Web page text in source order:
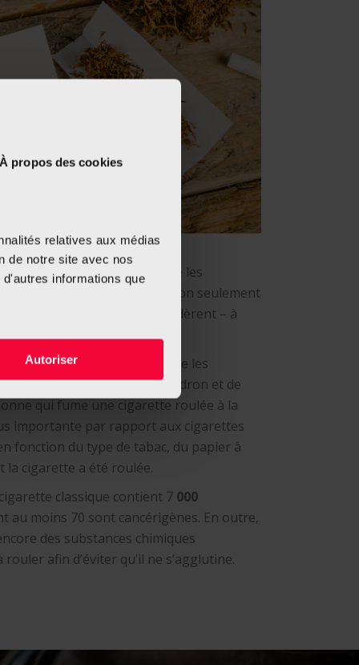
À propos des cookies
relatives aux médias
de notre site avec nos
informations que
Autoriser
plus nocif pour la santé que les
fumeurs le consomment non seulement
aussi parce qu’ils le considèrent – à
car plus « naturel ».
est encore plus toxique que les
quantité de nicotine, de goudron et de
qui fume une cigarette roulée à la
importante par rapport aux cigarettes
fonction du type de tabac, du papier à
la cigarette a été roulée.
classique contient 7 000
au moins 70 sont cancérigènes. En outre,
des substances chimiques
afin d’éviter qu’il ne s’agglutine.